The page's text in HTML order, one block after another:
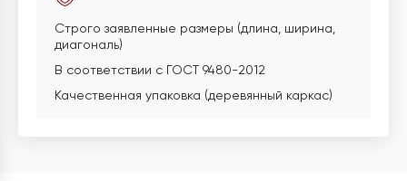
Строго заявленные размеры (длина, ширина,
диагональ)
В соответствии с ГОСТ 9480-2012
Качественная упаковка (деревянный каркас)